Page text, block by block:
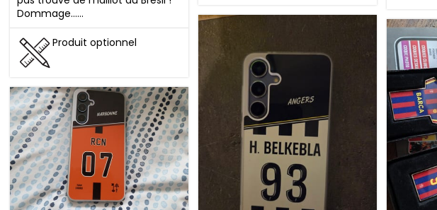
Dommage……
Produit optionnel